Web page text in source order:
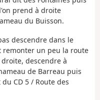
prend à droite
du Buisson.
descendre dans le
remonter un peu la route
descendre à
de Barreau puis
CD 5 / Route des